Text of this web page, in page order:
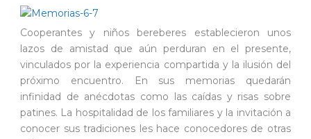
Cooperantes y niños bereberes establecieron unos
lazos de amistad que aún perduran en el presente,
vinculados por la experiencia compartida y la ilusión del
próximo encuentro. En sus memorias quedarán
infinidad de anécdotas como las caídas y risas sobre
patines. La hospitalidad de los familiares y la invitación a
conocer sus tradiciones les hace conocedores de otras